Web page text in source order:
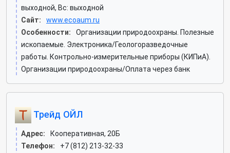
выходной, Вс: выходной
Сайт:
www.ecoaum.ru
Особенности:
Организации природоохраны. Полезные
ископаемые. Электроника/Геологоразведочные
работы. Контрольно-измерительные приборы (КИПиА).
Организации природоохраны/Оплата через банк
Трейд ОЙЛ
Адрес:
Кооперативная, 20Б
Телефон:
+7 (812) 213-32-33